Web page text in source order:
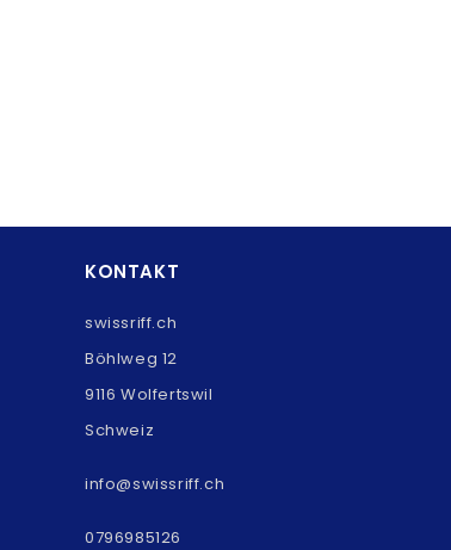
KONTAKT
swissriff.ch
Böhlweg 12
9116 Wolfertswil
Schweiz
info@swissriff.ch
0796985126